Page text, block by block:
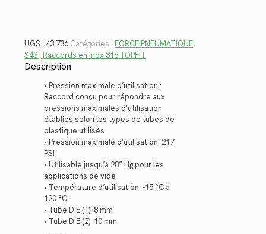
UGS : 43.736 Catégories : FORCE PNEUMATIQUE,
S43 | Raccords en inox 316 TOPFIT
Description
• Pression maximale d’utilisation :
Raccord conçu pour répondre aux
pressions maximales d’utilisation
établies selon les types de tubes de
plastique utilisés
• Pression maximale d’utilisation: 217
PSI
• Utilisable jusqu’à 28” Hg pour les
applications de vide
• Température d’utilisation: -15 °C à
120 °C
• Tube D.E.(1): 8 mm
• Tube D.E.(2): 10 mm